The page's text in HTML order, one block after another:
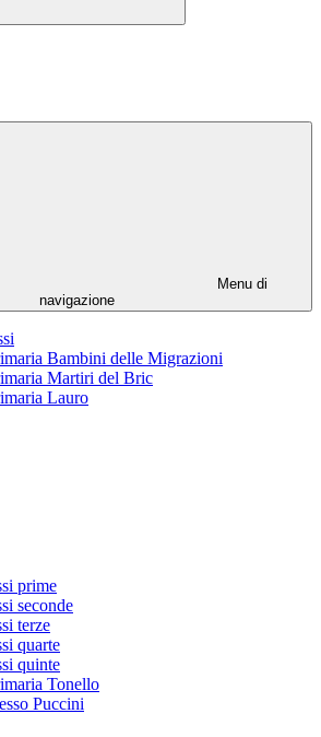
Menu di
navigazione
Bambini delle Migrazioni
Martiri del Bric
Lauro
prime
seconde
terze
quarte
quinte
Tonello
Puccini